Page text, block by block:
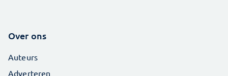
Over ons
Auteurs
Adverteren